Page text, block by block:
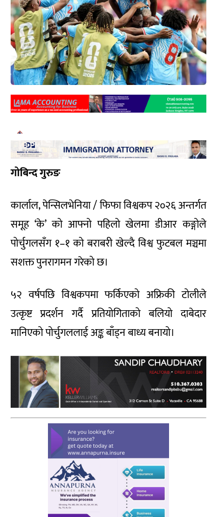
गोबिन्द गुरुङ
कार्लाल, पेन्सिलभेनिया / फिफा विश्वकप २०२६ अन्तर्गत
समूह ‘के’ को आफ्नो पहिलो खेलमा डीआर कङ्गोले
पोर्चुगलसँग १–१ को बराबरी खेल्दै विश्व फुटबल मञ्चमा
सशक्त पुनरागमन गरेको छ।
५२ वर्षपछि विश्वकपमा फर्किएको अफ्रिकी टोलीले
उत्कृष्ट प्रदर्शन गर्दै प्रतियोगिताको बलियो दाबेदार
मानिएको पोर्चुगललाई अङ्क बाँड्न बाध्य बनायो।